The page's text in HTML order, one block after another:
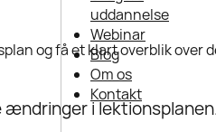
uddannelse
Webinar
Blog
Om os
Kontakt
og få et klart overblik
ændringer i